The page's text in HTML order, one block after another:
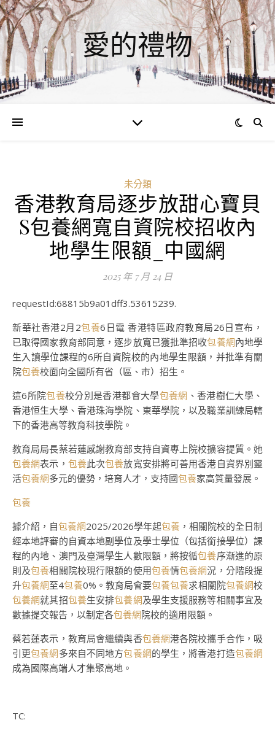
愛的禮物
未分類
香港教育局逐步放甜心寶貝
S包養網寬自資院校招收內
地學生限額_中國網
2025 年 7 月 24 日
requestId:68815b9a01dff3.53615239.
新華社香港2月2包養6日電 香港特區政府教育局26日宣布，
已取得國家教育部同意，逐步放寬已獲批準招收包養網內地學
生入讀學位課程的6所自資院校的內地學生限額，并批準有關
院包養校面向全國所有省（區、市）招生。
這6所院包養校分別是香港都會大學包養網 、香港樹仁大學、
香港恒生大學、香港珠海學院、東華學院，以及職業訓練局轄
下的香港高等教育科技學院。
教育局局長蔡若蓮感謝教育部支持自資專上院校擴容提質。她
包養網表示， 包養此次包養放寬安排將可善用香港自資界別靈
活包養網多元的優勢，培育人才，支持國包養家高質量發展。
包養
據介紹，自包養網2025/2026學年起包養 ，相關院校的全日制
經本地評審的自資本地副學位及學士學位（包括銜接學位）課
程的內地、澳門及臺灣學生人數限額，將按循包養序漸進的原
則及包養相關院校現行限額的使用包養情包養網況，分階段提
升包養網至4包養0%。教育局會要包養包養求相關院包養網校
包養網就其招包養生安排包養網及學生支援服務等相關事宜及
數據提交報告，以制定各包養網院校的適用限額。
蔡若蓮表示，教育局會繼續與香包養網港各院校攜手合作，吸
引更包養網多來自不同地方包養網的學生，將香港打造包養網
成為國際高端人才集聚高地。
TC: